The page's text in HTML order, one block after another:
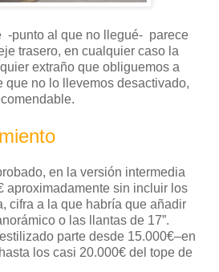
-punto al que no llegué- parece
trasero, en cualquier caso la
extraño que obliguemos a
que no lo llevemos desactivado,
en la versión intermedia
aproximadamente sin incluir los
cifra a la que habría que añadir
o las llantas de 17”.
parte desde 15.000€–en
los casi 20.000€ del tope de